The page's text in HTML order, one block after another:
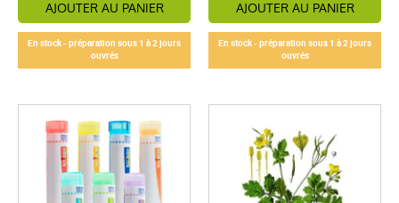
AJOUTER AU PANIER
En stock - préparation sous 1 à 2 jours
ouvrés
AJOUTER AU PANIER
En stock - préparation sous 1 à 2 jours
ouvrés